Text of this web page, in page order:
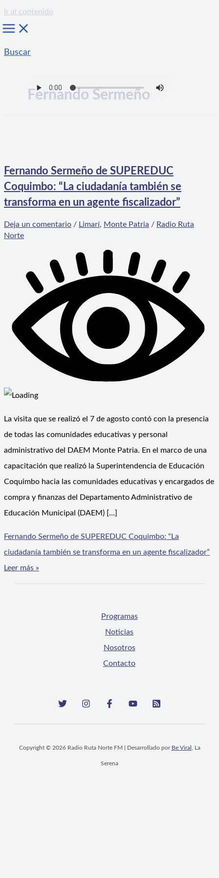
Ir al contenido
Buscar
Fernando Sermeño
Fernando Sermeño de SUPEREDUC
Coquimbo: “La ciudadanía también se
transforma en un agente fiscalizador”
Deja un comentario / Limarí, Monte Patria / Radio Ruta
Norte
La visita que se realizó el 7 de agosto contó con la presencia
de todas las comunidades educativas y personal
administrativo del DAEM Monte Patria. En el marco de una
capacitación que realizó la Superintendencia de Educación
Coquimbo hacia las comunidades educativas y encargados de
compra y finanzas del Departamento Administrativo de
Educación Municipal (DAEM) […]
Fernando Sermeño de SUPEREDUC Coquimbo: “La
ciudadanía también se transforma en un agente fiscalizador”
Leer más »
Programas
Noticias
Nosotros
Contacto
Copyright © 2026 Radio Ruta Norte FM | Desarrollado por Be Viral , La
Serena